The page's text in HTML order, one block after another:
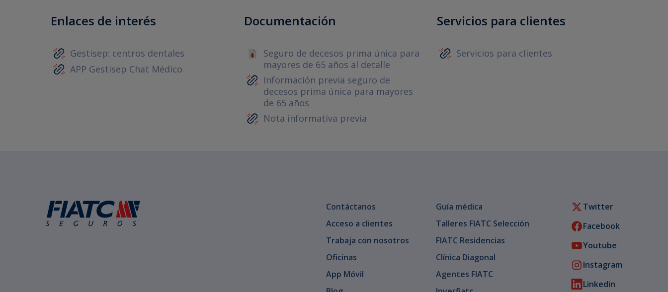
Enlaces de interés
Gestisep: centros dentales
APP Gestisep Chat Médico
Documentación
Seguro de decesos prima única para
mayores de 65 años al detalle
Información previa seguro de
decesos prima única para mayores
de 65 años
Nota informativa previa
Servicios para clientes
Servicios para clientes
Contáctanos
Acceso a clientes
Trabaja con nosotros
Oficinas
App Móvil
Guía médica
Talleres FIATC Selección
FIATC Residencias
Clínica Diagonal
Agentes FIATC
Twitter
Facebook
Youtube
Instagram
Linkedin